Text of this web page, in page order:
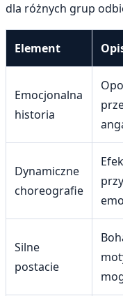
dla różnych grup
Element
Emocjonalna
historia
Dynamiczne
choreografie
Silne
postacie